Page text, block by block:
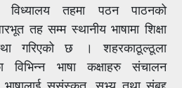
विध्यालय तहमा पठन पाठनको
तह सम्म स्थानीय भाषामा शिक्षा
गरिएको छ । शहरकाठूल्ठूला
भाषा कक्षाहरु संचालन